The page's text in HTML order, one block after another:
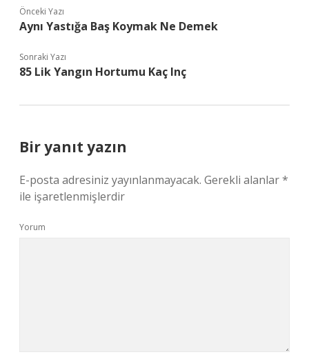
Önceki Yazı
Aynı Yastığa Baş Koymak Ne Demek
Sonraki Yazı
85 Lik Yangın Hortumu Kaç Inç
Bir yanıt yazın
E-posta adresiniz yayınlanmayacak. Gerekli alanlar*
ile işaretlenmişlerdir
Yorum